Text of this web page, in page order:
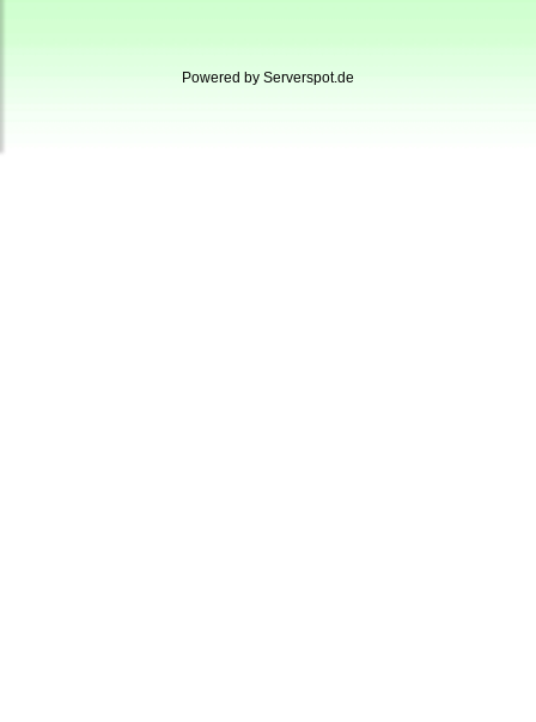
Powered by Serverspot.de